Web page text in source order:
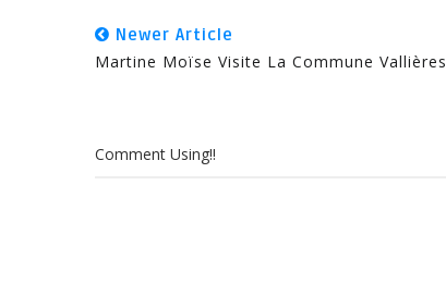
Newer Article
Martine Moïse Visite La Commune Vallières
Comment Using!!